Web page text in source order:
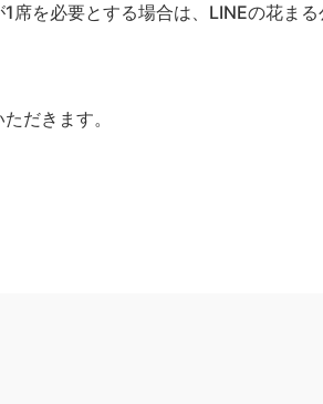
を必要とする場合は、LINEの花ま
だきます。